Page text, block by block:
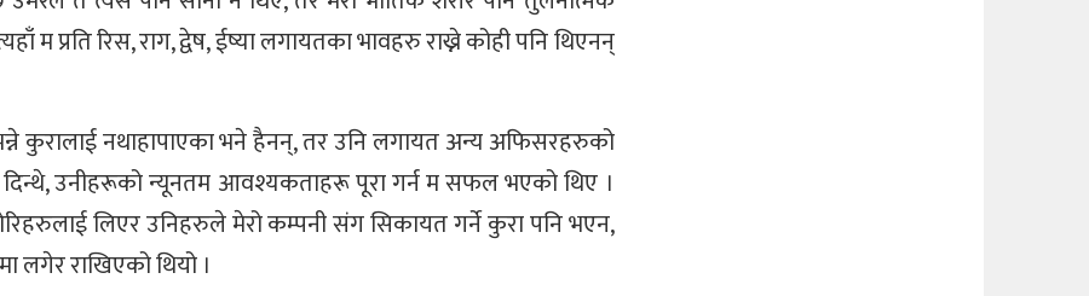
म प्रति रिस, राग, द्वेष, ईष्या लगायतका भावहरु राख्ने कोही पनि थिएनन्
कुरालाई नथाहापाएका भने हैनन्, तर उनि लगायत अन्य अफिसरहरुको
उनीहरूको न्यूनतम आवश्यकताहरू पूरा गर्न म सफल भएको थिए ।
लिएर उनिहरुले मेरो कम्पनी संग सिकायत गर्ने कुरा पनि भएन,
लगेर राखिएको थियो ।